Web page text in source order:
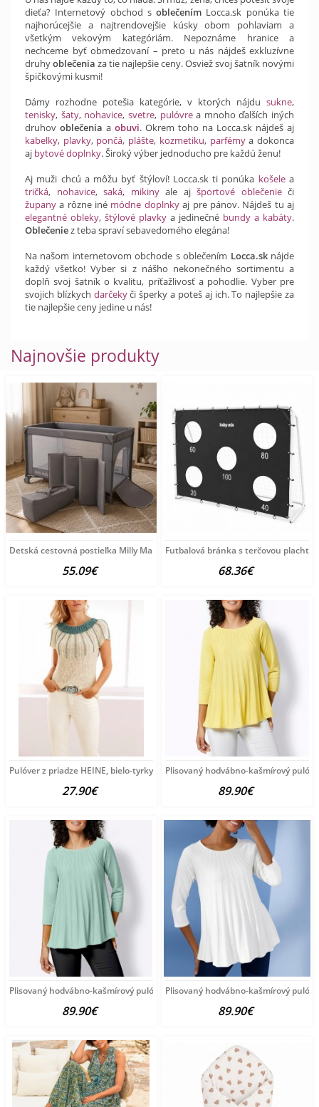
dieťa? Internetový obchod soblečením Locca.sk ponúka tie
najhorúcejšie a najtrendovejšie kúsky obom pohlaviam a
všetkým vekovým kategóriám. Nepoznáme hranice a
nechceme byť obmedzovaní – preto u nás nájdeš exkluzívne
druhyoblečenia za tie najlepšie ceny. Osviež svoj šatník novými
špičkovými kusmi!
Dámy rozhodne potešia kategórie, v ktorých nájdu sukne,
tenisky, šaty, nohavice, svetre, pulóvrea mnoho ďalších iných
druhov oblečenia a obuvi. Okrem toho na Locca.sk nájdeš aj
kabelky, plavky, pončá, plášte, kozmetiku, parfémya dokonca
aj bytové doplnky. Široký výber jednoducho pre každú ženu!
Aj muži chcú a môžu byť štýloví! Locca.sk ti ponúka košelea
tričká, nohavice, saká, mikinyale aj športové oblečenieči
župany a rôzne iné módne doplnkyaj pre pánov. Nájdeš tu aj
elegantné obleky, štýlové plavky a jedinečné bundy a kabáty.
Oblečeniez teba spraví sebavedomého elegána!
Na našom internetovom obchode s oblečením Locca.sknájde
každý všetko! Vyber si z nášho nekonečného sortimentu a
doplň svoj šatník o kvalitu, príťažlivosť a pohodlie. Vyber pre
svojich blízkych darčekyči šperky a poteš aj ich. To najlepšie za
tie najlepšie ceny jedine u nás!
Najnovšie produkty
Detská cestovná postieľka Milly Mally
55.09€
Futbalová bránka s terčovou
68.36€
Pulóver z priadze HEINE, bielo-tyrkysový
27.90€
Plisovaný hodvábno-kašmírový
89.90€
Plisovaný hodvábno-kašmírový pulóver
89.90€
Plisovaný hodvábno-kašmírový
89.90€